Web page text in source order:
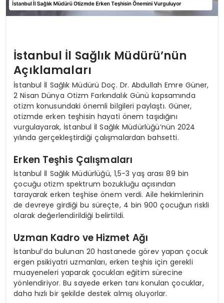
İstanbul İl Sağlık Müdürü’nün
Açıklamaları
İstanbul İl Sağlık Müdürü Doç. Dr. Abdullah Emre Güner,
2 Nisan Dünya Otizm Farkındalık Günü kapsamında
otizm konusundaki önemli bilgileri paylaştı. Güner,
otizmde erken teşhisin hayati önem taşıdığını
vurgulayarak, İstanbul İl Sağlık Müdürlüğü’nün 2024
yılında gerçekleştirdiği çalışmalardan bahsetti.
Erken Teşhis Çalışmaları
İstanbul İl Sağlık Müdürlüğü, 1,5-3 yaş arası 89 bin
çocuğu otizm spektrum bozukluğu açısından
tarayarak erken teşhise önem verdi. Aile hekimlerinin
de devreye girdiği bu süreçte, 4 bin 900 çocuğun riskli
olarak değerlendirildiği belirtildi.
Uzman Kadro ve Hizmet Ağı
İstanbul’da bulunan 20 hastanede görev yapan çocuk
ergen psikiyatri uzmanları, erken teşhis için gerekli
muayeneleri yaparak çocukları eğitim sürecine
yönlendiriyor. Bu sayede erken tanı konulan çocuklar,
daha hızlı bir şekilde destek almış oluyorlar.